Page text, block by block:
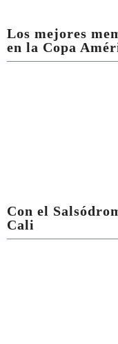
Los mejores
en la Copa
Con el
Cali